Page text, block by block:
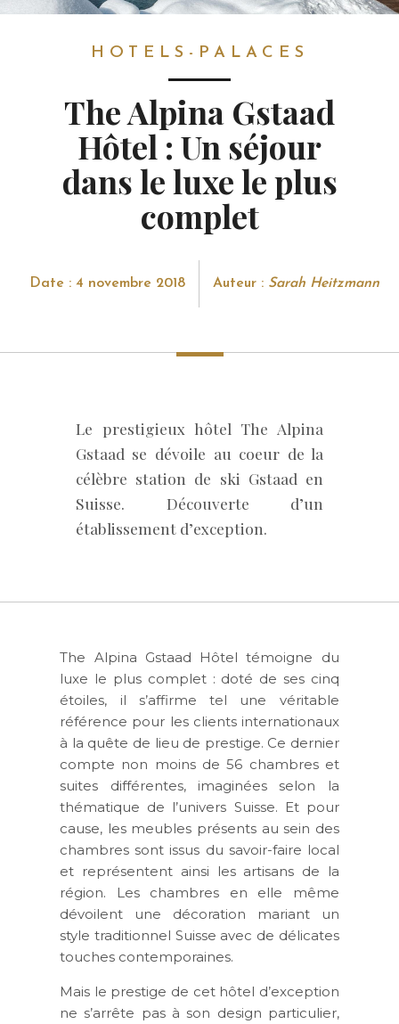
HOTELS-PALACES
The Alpina Gstaad
Hôtel : Un séjour
dans le luxe le plus
complet
Date : 4 novembre 2018 Auteur : Sarah Heitzmann
Le prestigieux hôtel The Alpina
Gstaad se dévoile au coeur de la
célèbre station de ski Gstaad en
Suisse. Découverte d’un
établissement d’exception.
The Alpina Gstaad Hôtel témoigne du
luxe le plus complet : doté de ses cinq
étoiles, il s’affirme tel une véritable
référence pour les clients internationaux
à la quête de lieu de prestige. Ce dernier
compte non moins de 56 chambres et
suites différentes, imaginées selon la
thématique de l’univers Suisse. Et pour
cause, les meubles présents au sein des
chambres sont issus du savoir-faire local
et représentent ainsi les artisans de la
région. Les chambres en elle même
dévoilent une décoration mariant un
style traditionnel Suisse avec de délicates
touches contemporaines.
Mais le prestige de cet hôtel d’exception
ne s’arrête pas à son design particulier,